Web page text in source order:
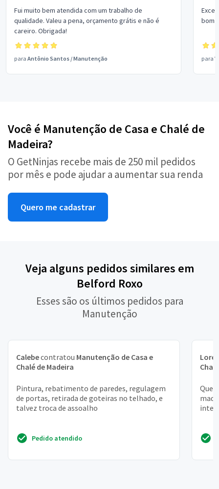
Fui muito bem atendida com um trabalho de
qualidade. Valeu a pena, orçamento grátis e não é
careiro. Obrigada!
para Antônio Santos /Manutenção
bom
para
Você é Manutenção de Casa e Chalé de
Madeira?
O GetNinjas recebe mais de 250 mil pedidos
por mês e pode ajudar a aumentar sua renda
Quero me cadastrar
Veja alguns pedidos similares em
Belford Roxo
Esses são os últimos pedidos para
Manutenção
Calebecontratou Manutenção de Casa e
Chalé de Madeira
Pintura, rebatimento de paredes, regulagem
de portas, retirada de goteiras no telhado, e
talvez troca de assoalho
Pedido atendido